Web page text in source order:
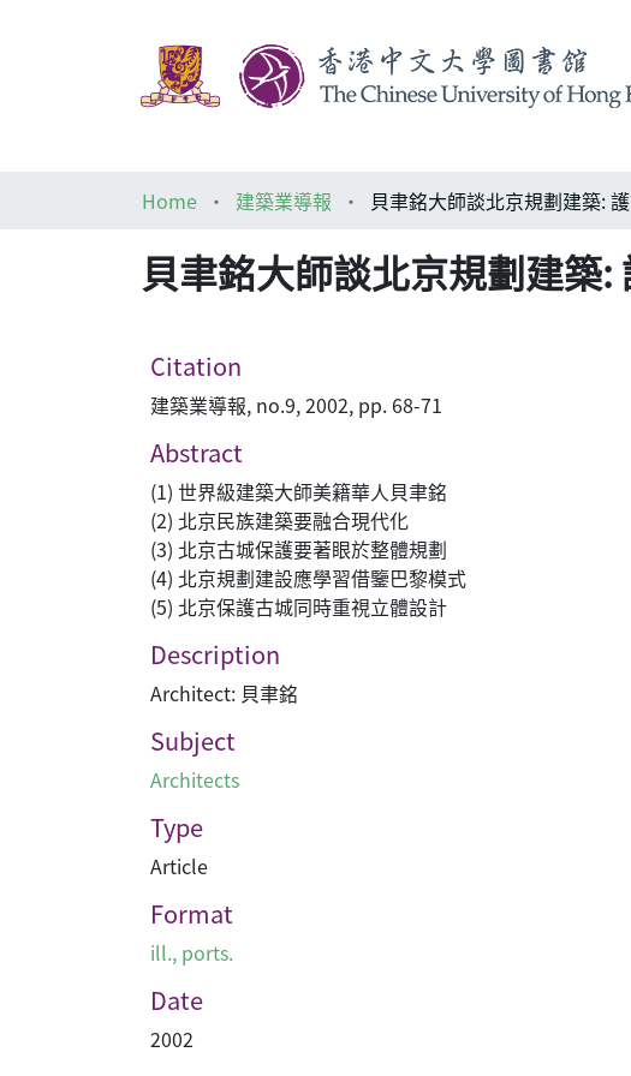
Home
建築業導報
貝聿銘大師談北京規劃建築
Citation
建築業導報, no.9, 2002, pp. 68-71
Abstract
(1) 世界級建築大師美籍華人貝聿銘
(2) 北京民族建築要融合現代化
(3) 北京古城保護要著眼於整體規劃
(4) 北京規劃建設應學習借鑒巴黎模式
(5) 北京保護古城同時重視立體設計
Description
Architect: 貝聿銘
Subject
Architects
Type
Article
Format
ill., ports.
Date
2002